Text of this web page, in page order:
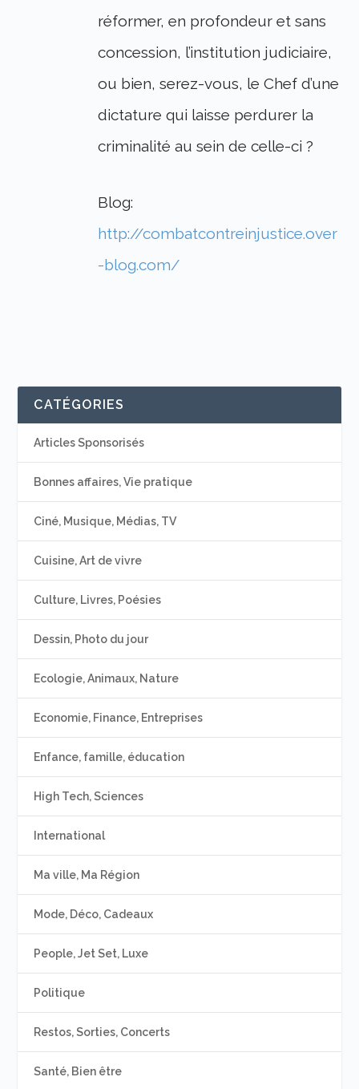
réformer, en profondeur et sans
concession, l’institution judiciaire,
ou bien, serez-vous, le Chef d’une
dictature qui laisse perdurer la
criminalité au sein de celle-ci ?
Blog:
http://combatcontreinjustice.over
-blog.com/
CATÉGORIES
Articles Sponsorisés
Bonnes affaires, Vie pratique
Ciné, Musique, Médias, TV
Cuisine, Art de vivre
Culture, Livres, Poésies
Dessin, Photo du jour
Ecologie, Animaux, Nature
Economie, Finance, Entreprises
Enfance, famille, éducation
High Tech, Sciences
International
Ma ville, Ma Région
Mode, Déco, Cadeaux
People, Jet Set, Luxe
Politique
Restos, Sorties, Concerts
Santé, Bien être